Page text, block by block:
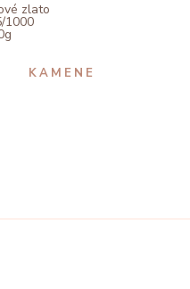
zlato
1000
KAMENE